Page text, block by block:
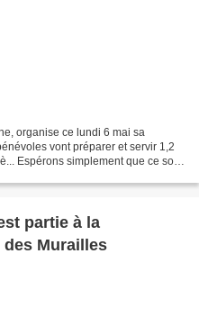
organise ce lundi 6 mai sa
vont préparer et servir 1,2
Espérons simplement que ce soit
partie à la
Murailles